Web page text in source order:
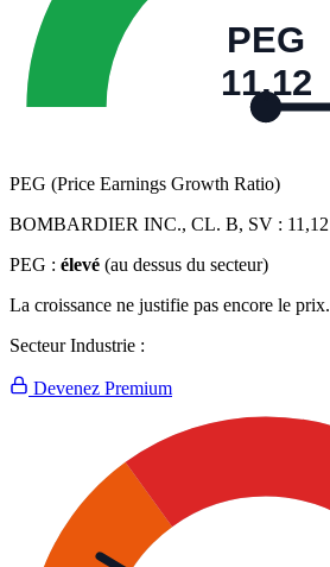
PEG
11,12
PEG (Price Earnings Growth Ratio)
BOMBARDIER INC., CL. B, SV : 11,12
PEG : élevé (au dessus du secteur)
La croissance ne justifie pas encore le prix.
Secteur Industrie :
Devenez Premium